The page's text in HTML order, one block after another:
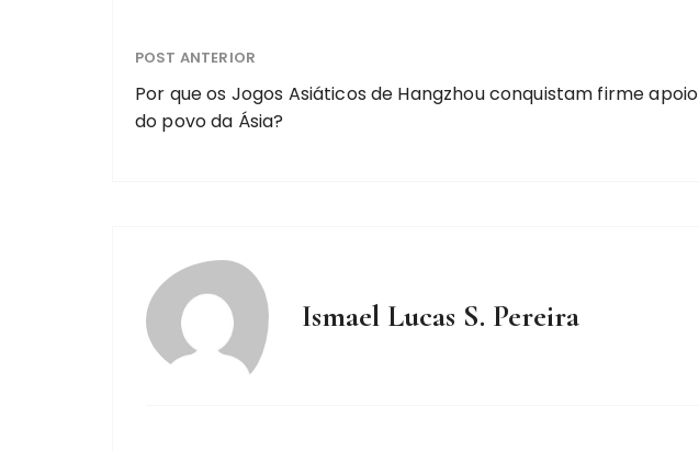
POST ANTERIOR
Por que os Jogos Asiáticos de Hangzhou conquistam firme apoio
do povo da Ásia?
Ismael Lucas S. Pereira